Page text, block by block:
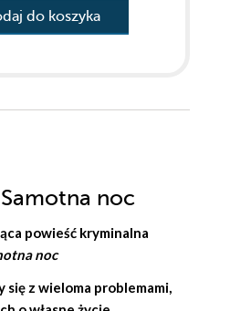
do koszyka
noc
powieść kryminalna
noc
z wieloma problemami,